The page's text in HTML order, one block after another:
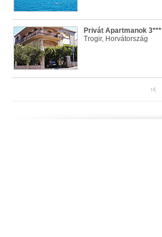
Privát Apartmanok 3***
Trogir, Horvátország